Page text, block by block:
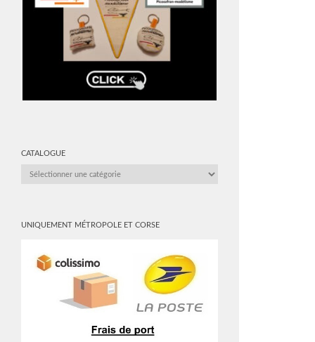
CATALOGUE
CATALOGUE
UNIQUEMENT MÉTROPOLE ET CORSE